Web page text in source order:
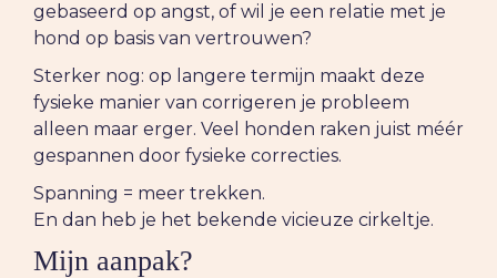
gebaseerd op angst, of wil je een relatie met je
hond op basis van vertrouwen?
Sterker nog: op langere termijn maakt deze
fysieke manier van corrigeren je probleem
alleen maar erger. Veel honden raken juist méér
gespannen door fysieke correcties.
Spanning = meer trekken.
En dan heb je het bekende vicieuze cirkeltje.
Mijn aanpak?